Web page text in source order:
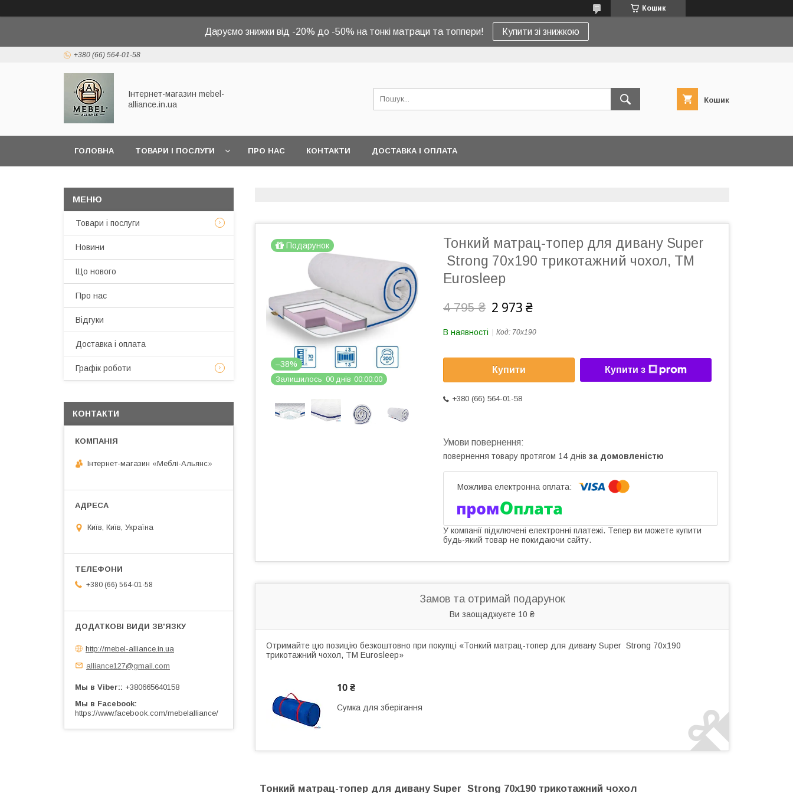
Кошик
Даруємо знижки від -20% до -50% на тонкі матраци та топпери! Купити зі знижкою
+380 (66) 564-01-58
Інтернет-магазин mebel-
alliance.in.ua
Кошик
ГОЛОВНА ТОВАРИ І ПОСЛУГИ ПРО НАС КОНТАКТИ ДОСТАВКА І ОПЛАТА
Подарунок
–38%
Залишилось 00 днів 00 00 00
Тонкий матрац-топер для дивану Super
Strong 70x190 трикотажний чохол, TM
Eurosleep
4 795 ₴ 2 973 ₴
В наявності Код: 70х190
Купити Купити з
+380 (66) 564-01-58
повернення товару протягом 14 днів за домовленістю
У компанії підключені електронні платежі. Тепер ви можете купити
будь-який товар не покидаючи сайту.
Замов та отримай подарунок
Ви заощаджуєте 10 ₴
Отримайте цю позицію безкоштовно при покупці «Тонкий матрац-топер для дивану Super Strong 70x190
трикотажний чохол, TM Eurosleep»
10 ₴
Сумка для зберігання
Тонкий матрац-топер для дивану Super Strong 70x190 трикотажний чохол
Товари і послуги
Новини
Що нового
Про нас
Відгуки
Доставка і оплата
Графік роботи
КОНТАКТИ
Інтернет-магазин «Меблі-Альянс»
Київ, Київ, Україна
+380 (66) 564-01-58
http://mebel-alliance.in.ua
alliance127@gmail.com
Мы в Viber:
+380665640158
Мы в Facebook
https://www.facebook.com/mebelalliance/